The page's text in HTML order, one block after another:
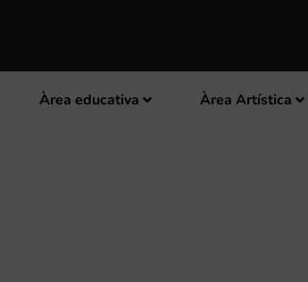
Àrea educativa Àrea Artística